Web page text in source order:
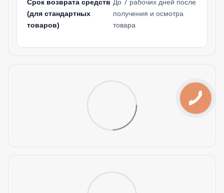
Срок возврата средств
(для стандартных
товаров)
До 7 рабочих дней после
получения и осмотра
товара